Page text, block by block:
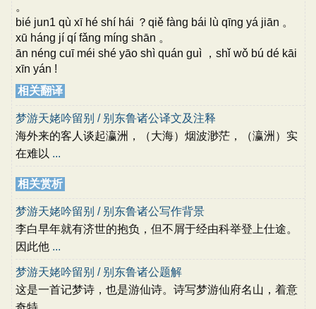
。
bié jun1 qù xī hé shí hái ？qiě fàng bái lù qīng yá jiān 。
xū háng jí qí fǎng míng shān 。
ān néng cuī méi shé yāo shì quán guì ，shǐ wǒ bú dé kāi
xīn yán !
相关翻译
梦游天姥吟留别 / 别东鲁诸公译文及注释
海外来的客人谈起瀛洲，（大海）烟波渺茫，（瀛洲）实
在难以 ...
相关赏析
梦游天姥吟留别 / 别东鲁诸公写作背景
李白早年就有济世的抱负，但不屑于经由科举登上仕途。
因此他 ...
梦游天姥吟留别 / 别东鲁诸公题解
这是一首记梦诗，也是游仙诗。诗写梦游仙府名山，着意